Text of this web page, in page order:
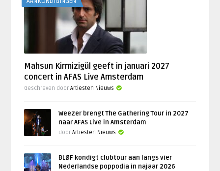
Mahsun Kirmizigül geeft in januari 2027
concert in AFAS Live Amsterdam
Geschreven doorArtiesten Nieuws
Weezer brengt The Gathering Tour in 2027
naar AFAS Live in Amsterdam
doorArtiesten Nieuws
BLØF kondigt clubtour aan langs vier
Nederlandse poppodia in najaar 2026